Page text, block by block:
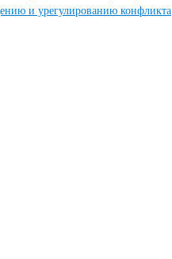
и урегулированию конфликта